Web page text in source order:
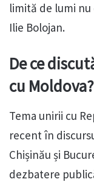
limită de lumi nu
Ilie Bolojan.
De ce
cu Moldova?
Tema unirii cu
recent în
Chișinău și
dezbatere